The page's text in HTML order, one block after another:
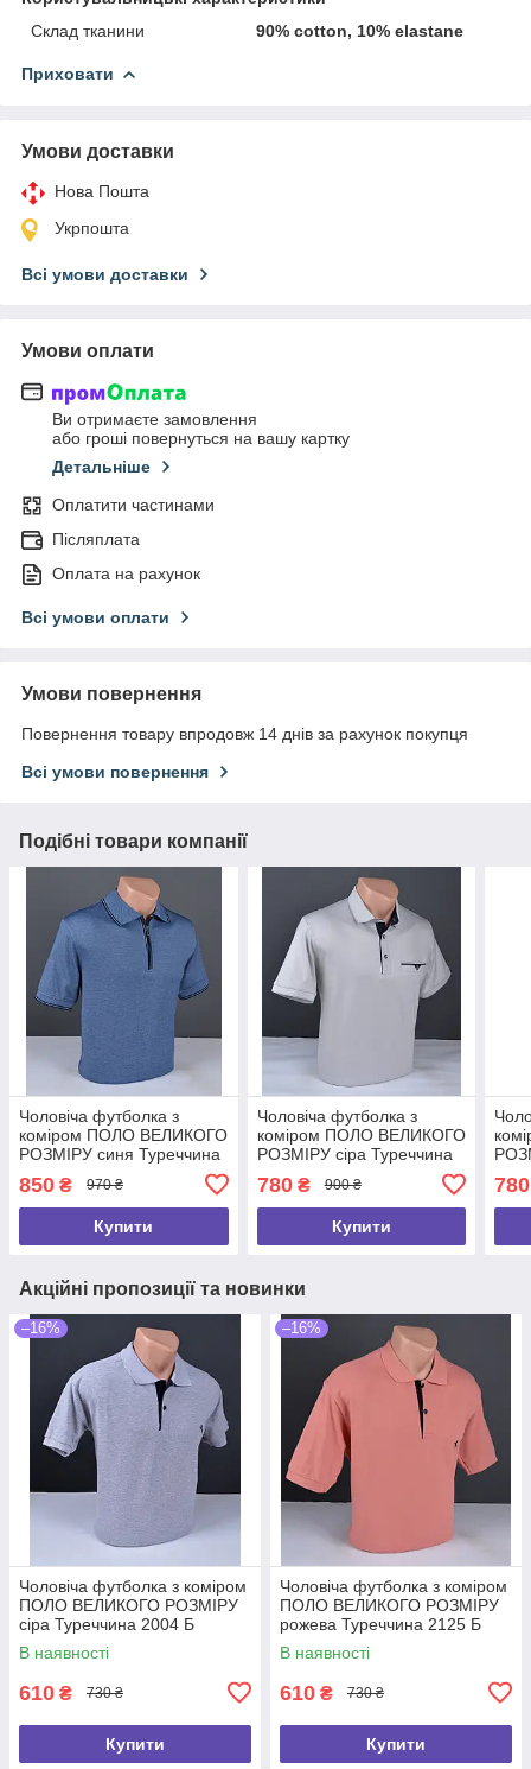
Склад тканини
90% cotton, 10% elastane
Приховати
Умови доставки
Нова Пошта
Укрпошта
Всі умови доставки
Умови оплати
Ви отримаєте замовлення
або гроші повернуться на вашу картку
Детальніше
Оплатити частинами
Післяплата
Оплата на рахунок
Всі умови оплати
Умови повернення
Повернення товару впродовж 14 днів за рахунок покупця
Всі умови повернення
Подібні товари компанії
Чоловіча футболка з
коміром ПОЛО ВЕЛИКОГО
РОЗМІРУ синя Туреччина
850 ₴ 970 ₴
Купити
Чоловіча футболка з
коміром ПОЛО ВЕЛИКОГО
РОЗМІРУ сіра Туреччина
780₴ 900 ₴
Купити
780
Акційні пропозиції та новинки
–16%
Чоловіча футболка з коміром
ПОЛО ВЕЛИКОГО РОЗМІРУ
сіра Туреччина 2004 Б
В наявності
610 ₴ 730 ₴
Купити
–16%
Чоловіча футболка з коміром
ПОЛО ВЕЛИКОГО РОЗМІРУ
рожева Туреччина 2125 Б
В наявності
610 ₴ 730 ₴
Купити